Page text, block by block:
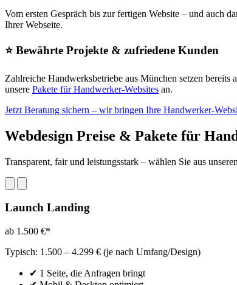
Vom ersten Gespräch bis zur fertigen Website – und auch
Ihrer Webseite.
⭐ Bewährte Projekte & zufriedene Kunden
Zahlreiche Handwerksbetriebe aus München setzen bereits
unsere Pakete für Handwerker-Websites an.
Jetzt Beratung sichern – wir bringen Ihre Handwerker-
Webdesign Preise & Pakete für
Transparent, fair und leistungsstark – wählen Sie aus unseren
Launch Landing
ab 1.500 €*
Typisch: 1.500 – 4.299 € (je nach Umfang/Design)
✔ 1 Seite, die Anfragen bringt